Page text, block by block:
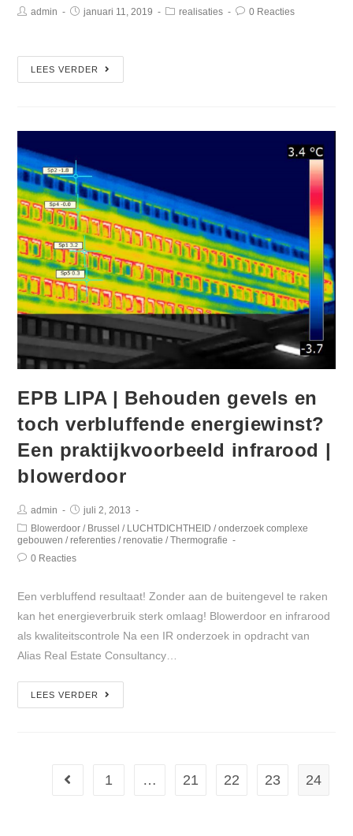
admin januari 11, 2019 realisaties 0 Reacties
LEES VERDER
EPB LIPA | Behouden gevels en
toch verbluffende energiewinst?
Een praktijkvoorbeeld infrarood |
blowerdoor
admin
juli 2, 2013
Blowerdoor / Brussel / LUCHTDICHTHEID / onderzoek complexe
gebouwen / referenties / renovatie / Thermografie
0 Reacties
Een verbluffend resultaat! Zonder aan de buitengevel te raken
kan het energieverbruik sterk omlaag! Blowerdoor en infrarood
als kwaliteitscontrole Na een IR onderzoek in opdracht van
Alias Real Estate Consultancy…
LEES VERDER
1 … 21 22 23 24